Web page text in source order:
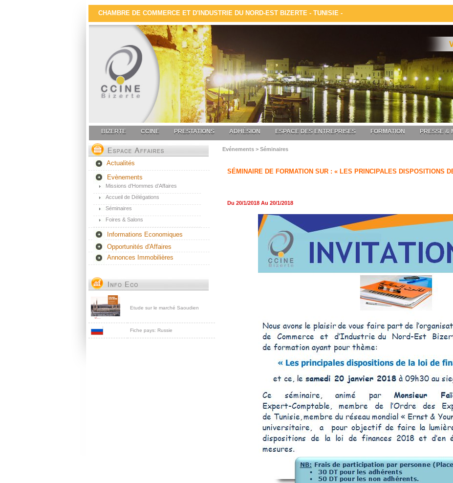
CHAMBRE DE COMMERCE ET D'INDUSTRIE DU NORD-EST BIZERTE - TUNISIE -
BIZERTE CCINE PRESTATIONS ADHÉSION ESPACE DES ENTREPRISES FORMATION PRESSE &
Actualités
Evènements
Missions d’Hommes d’Affaires
Accueil de Délégations
Séminaires
Foires & Salons
Informations Economiques
Opportunités d'Affaires
Annonces Immobilières
Etude sur le marché Saoudien
Fiche pays: Russie
Evénements > Séminaires
SÉMINAIRE DE FORMATION SUR : « LES PRINCIPALES DISPOSITIONS
Du 20/1/2018 Au 20/1/2018